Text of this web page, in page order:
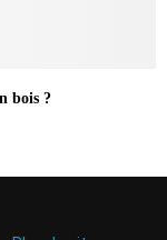
bois ?